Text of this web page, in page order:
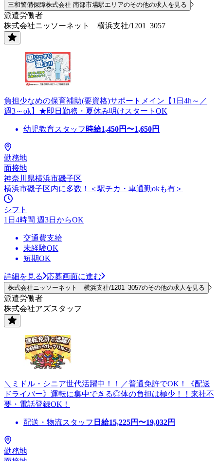
三和警備保障株式会社 南部市場駅エリアのその他の求人を見る
派遣労働者
株式会社ニッソーネット 横浜支社/1201_3057
負担少なめの保育補助(要資格)サポートメイン【1日4h～／
週3～ok】★即日勤務・夏休み明けスタートOK
幼児教育スタッフ 時給1,450円〜1,650円
勤務地
面接地
神奈川県横浜市磯子区
横浜市磯子区内に多数！＜駅チカ・車通勤okも有＞
シフト
1日4時間 週3日からOK
交通費支給
未経験OK
短期OK
詳細を見る 応募画面に進む
株式会社ニッソーネット 横浜支社/1201_3057のその他の求人を見る
派遣労働者
株式会社アズスタッフ
＼ミドル・シニア世代活躍中！！／普通免許でOK！《配送
ドライバー》運転に集中できる◎体の負担は極少！！来社不
要・電話登録OK！
配送・物流スタッフ 日給15,225円〜19,032円
勤務地